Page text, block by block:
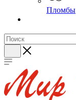
Пломбы